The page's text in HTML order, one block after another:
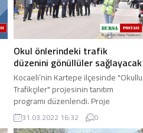
Okul önlerindeki trafik
düzenini gönüllüler sağlayacak
Kocaeli’nin Kartepe ilçesinde "Okullu
Trafikçiler" projesinin tanıtım
programı düzenlendi. Proje
çerçevesinde ilçedeki okul
önlerinde trafik ...
31.03.2022 16:32 0